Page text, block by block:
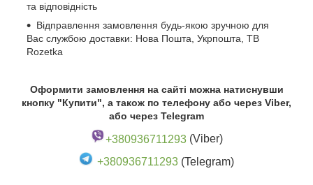
та відповідність
Відправлення замовлення будь-якою зручною для
Вас службою доставки: Нова Пошта, Укрпошта, ТВ
Rozetka
Оформити замовлення на сайті можна натиснувши
кнопку "Купити", а також по телефону або через Viber,
або через Telegram
+380936711293(Viber)
+380936711293 (Telegram)